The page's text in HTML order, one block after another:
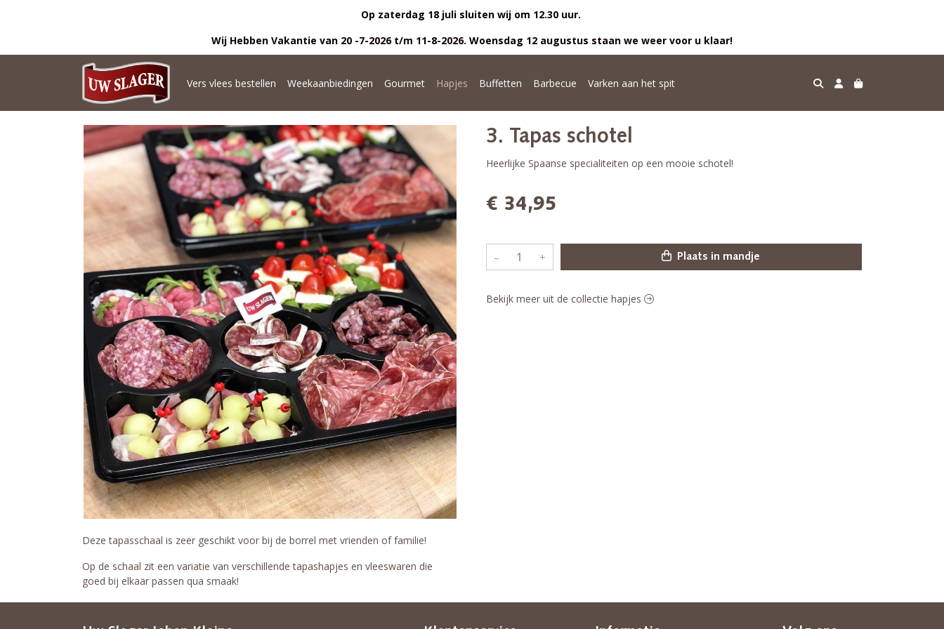
Op zaterdag 18 juli sluiten wij om 12.30 uur.
Wij Hebben Vakantie van 20 -7-2026 t/m 11-8-2026. Woensdag 12 augustus staan we weer voor u klaar!
Vers vlees bestellen Weekaanbiedingen Gourmet Hapjes Buffetten Barbecue Varken aan het spit
Deze tapasschaal is zeer geschikt voor bij de borrel met vrienden of familie!
Op de schaal zit een variatie van verschillende tapashapjes en vleeswaren die
goed bij elkaar passen qua smaak!
3. Tapas schotel
Heerlijke Spaanse specialiteiten op een mooie schotel!
€ 34,95
– + Plaats in mandje
Bekijk meer uit de collectie hapjes